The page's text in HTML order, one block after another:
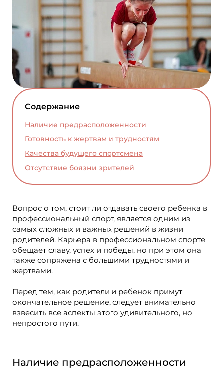
Содержание
Наличие предрасположенности
Готовность к жертвам и трудностям
Качества будущего спортсмена
Отсутствие боязни зрителей
Вопрос о том, стоит ли отдавать своего ребенка в
профессиональный спорт, является одним из
самых сложных и важных решений в жизни
родителей. Карьера в профессиональном спорте
обещает славу, успех и победы, но при этом она
также сопряжена с большими трудностями и
жертвами.
Перед тем, как родители и ребенок примут
окончательное решение, следует внимательно
взвесить все аспекты этого удивительного, но
непростого пути.
Наличие предрасположенности